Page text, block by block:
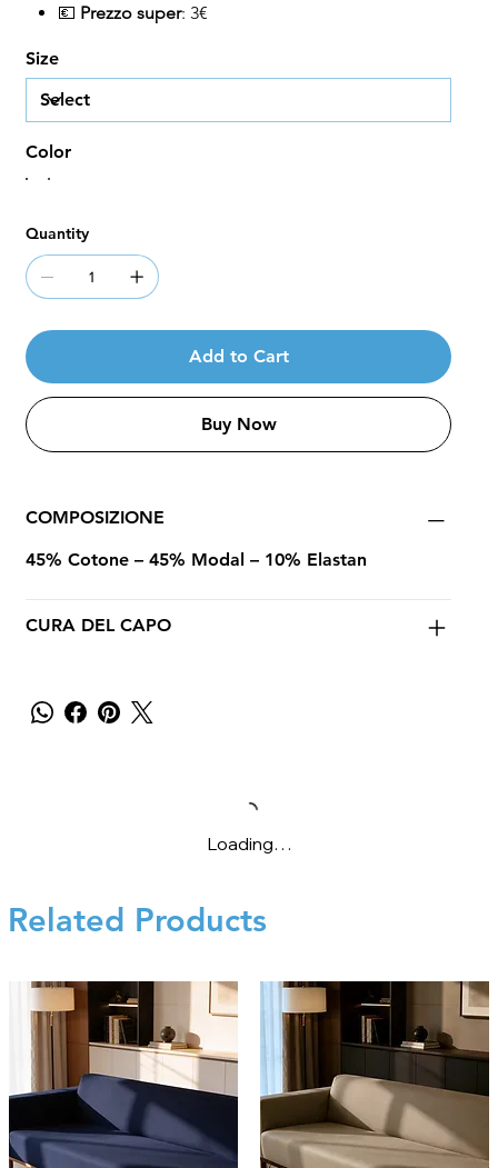
💶 Prezzo super: 3€
Size
Color
Quantity
Add to Cart
Buy Now
COMPOSIZIONE
45% Cotone – 45% Modal – 10% Elastan
CURA DEL CAPO
Loading…
Related Products